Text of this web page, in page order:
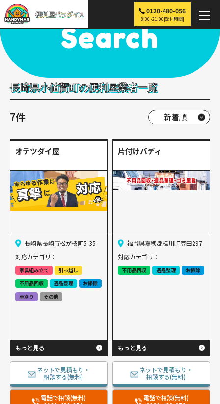
0120-480-056
8:00~21:00[受付時間]
便利屋パラダイス > 探す > 小値賀町
Search
長崎県小値賀町の便利屋業者一覧
7件
オテツダイ屋
長崎県長崎市松が枝町5-35
対応カテゴリ：
家具組み立て
引っ越し
不用品回収
遺品整理
お掃除
草刈り
その他
もっと見る
ネットで見積もり・
相談する(無料)
電話で相談(無料)
片付けバディ
福岡県嘉穂郡桂川町豆田297
対応カテゴリ：
不用品回収 遺品整理 お掃除
もっと見る
ネットで見積もり・
相談する(無料)
電話で相談(無料)